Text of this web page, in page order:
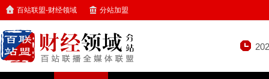
百站联盟-财经领域 分站加盟